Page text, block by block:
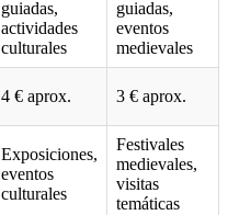
guiadas,
actividades
culturales
guiadas,
eventos
medievales
4 € aprox. 3 € aprox.
Exposiciones,
eventos
culturales
Festivales
medievales,
visitas
temáticas